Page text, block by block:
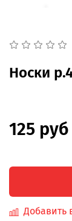
Носки
125 руб
Добавить